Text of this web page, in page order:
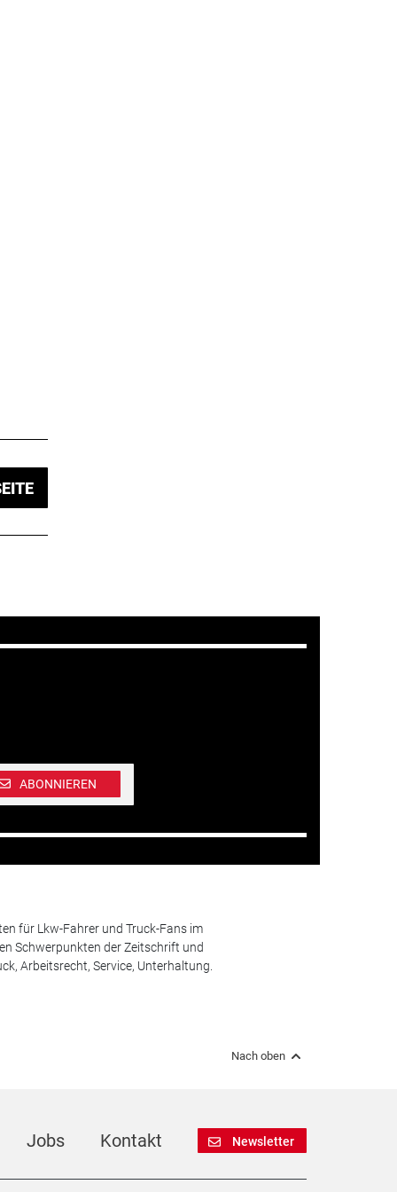
ABONNIEREN
für Lkw-Fahrer und Truck-Fans im
Schwerpunkten der Zeitschrift und
Arbeitsrecht, Service, Unterhaltung.
Nach oben
Jobs Kontakt Newsletter